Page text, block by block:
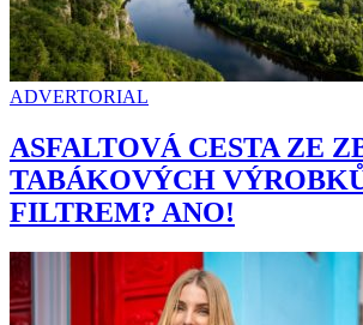
ADVERTORIAL
ASFALTOVÁ CESTA ZE
TABÁKOVÝCH
FILTREM? ANO!